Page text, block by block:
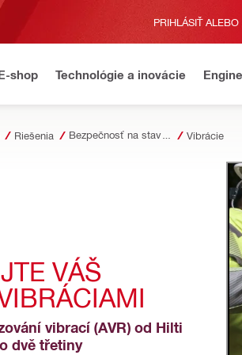
PRIHLÁSIŤ
shop Technológie a inovácie
Riešenia Vibrácie
VÁŠ
vibrací (AVR) od Hilti
dvě třetiny